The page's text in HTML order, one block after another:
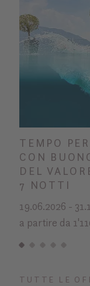
TEMPO
CON
DEL
7 NOTTI
19.06.2026 -
a partire da
TUTTE LE